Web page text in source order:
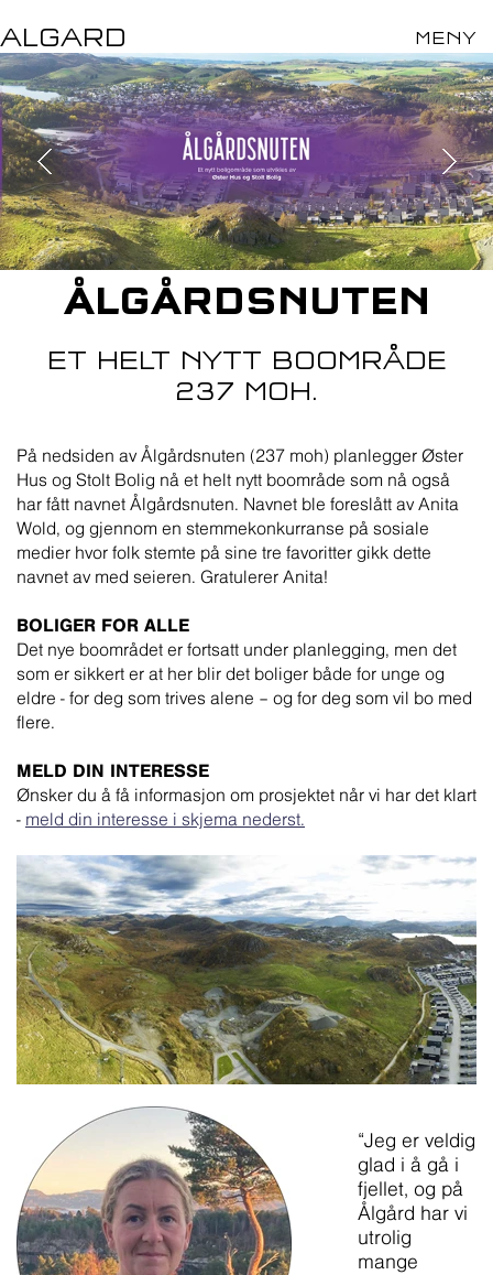
MENY
ALGARD
ÅLGÅRDSNUTEN
ET HELT NYTT BOOMRÅDE
237 MOH.
På nedsiden av Ålgårdsnuten (237 moh) planlegger Øster
Hus og Stolt Bolig nå et helt nytt boområde som nå også
har fått navnet Ålgårdsnuten. Navnet ble foreslått av Anita
Wold, og gjennom en stemmekonkurranse på sosiale
medier hvor folk stemte på sine tre favoritter gikk dette
navnet av med seieren. Gratulerer Anita!
BOLIGER FOR ALLE
Det nye boområdet er fortsatt under planlegging, men det
som er sikkert er at her blir det boliger både for unge og
eldre - for deg som trives alene – og for deg som vil bo med
flere.
MELD DIN INTERESSE
Ønsker du å få informasjon om prosjektet når vi har det klart
- meld din interesse i skjema nederst.
“Jeg er veldig
glad i å gå i
fjellet, og på
Ålgård har vi
utrolig
mange